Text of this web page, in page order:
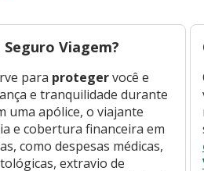
Viagem?
para protegervocê e
e tranquilidade durante
uma apólice, o viajante
e cobertura financeira em
como despesas médicas,
extravio de